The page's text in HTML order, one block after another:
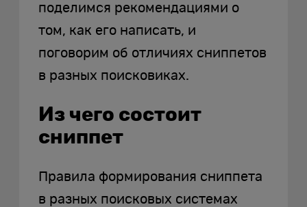
поделимся рекомендациями о
том, как его написать, и
поговорим об отличиях сниппетов
в разных поисковиках.
Из чего состоит
сниппет
Правила формирования сниппета
в разных поисковых системах